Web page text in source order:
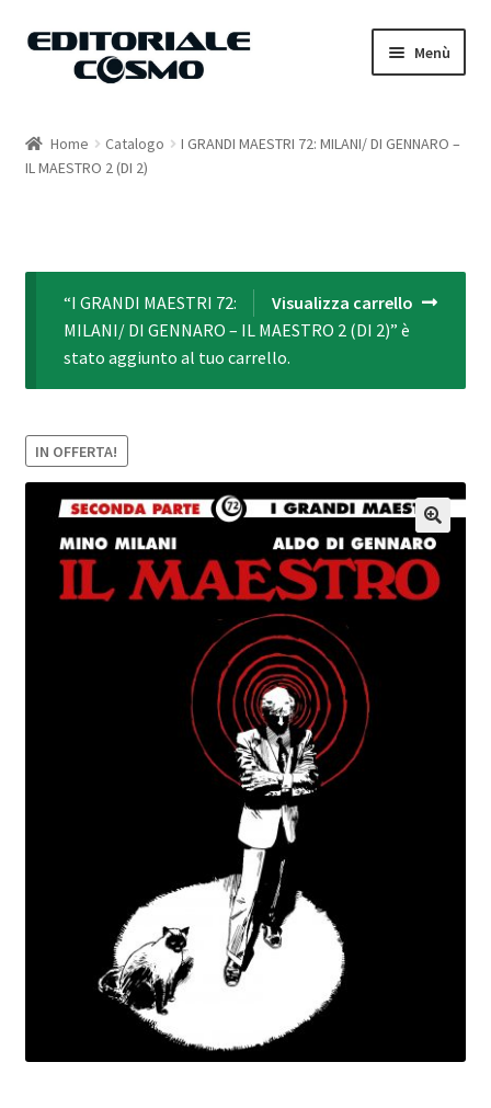
Vai
Vai
Menù
Catalogo
Home Catalogo
I GRANDI MAESTRI 72: MILANI/ DI GENNARO –
IL MAESTRO 2 (DI 2)
Visualizza carrello
“I GRANDI MAESTRI 72:
MILANI/ DI GENNARO – IL MAESTRO 2 (DI 2)” è
stato aggiunto al tuo carrello.
IN OFFERTA!